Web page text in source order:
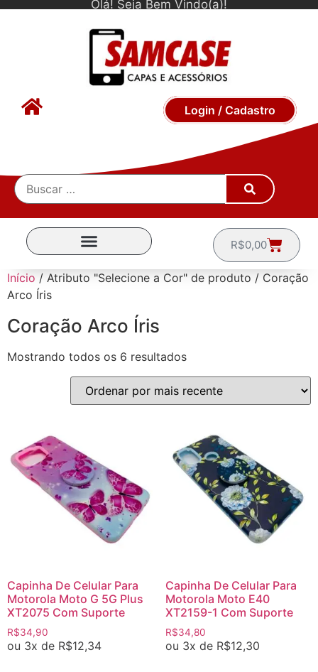
Olá! Seja Bem Vindo(a)!
Login / Cadastro
R$0,00
Início / Atributo "Selecione a Cor" de produto / Coração
Arco Íris
Coração Arco Íris
Mostrando todos os 6 resultados
Capinha De Celular Para
Motorola Moto G 5G Plus
XT2075 Com Suporte
R$34,90
ou 3x de R$12,34
Capinha De Celular Para
Motorola Moto E40
XT2159-1 Com Suporte
R$34,80
ou 3x de R$12,30